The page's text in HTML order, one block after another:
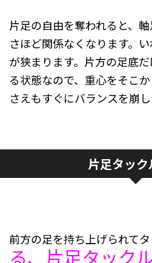
片足の自由を奪われると、
さほど関係なくなります。
が狭まります。片方の足底
る状態なので、重心をそこ
さえもすぐにバランスを崩し
片足タック
前方の足を持ち上げられてタ
る、片足タック